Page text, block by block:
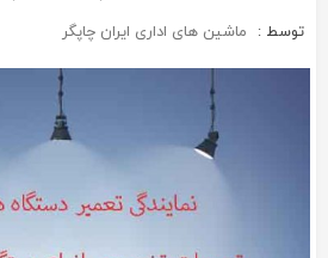
توسط : ماشین های اداری ایران چاپگر